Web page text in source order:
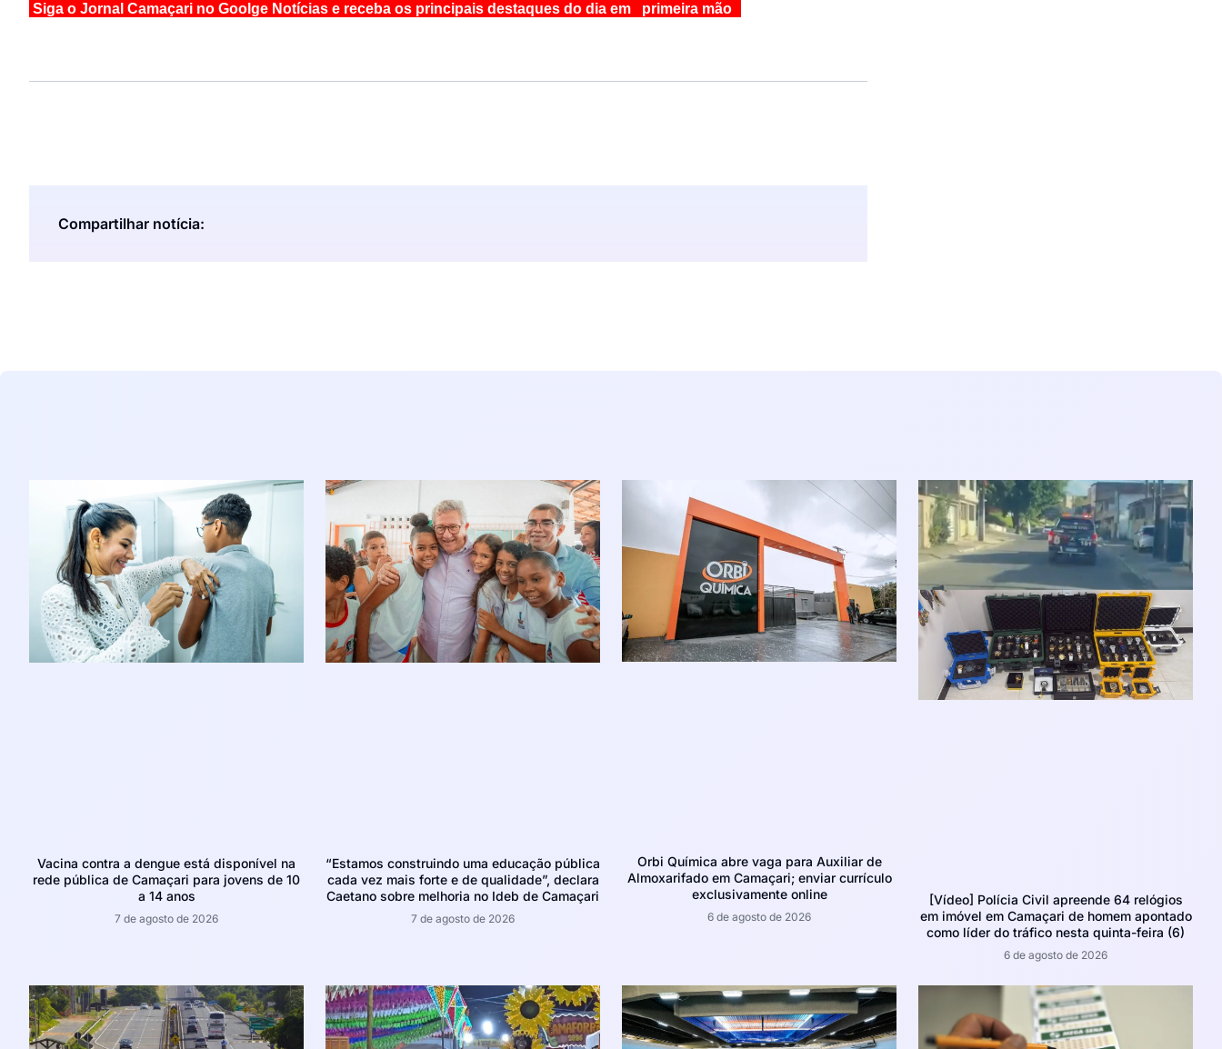
Siga o Jornal Camaçari no Goolge Notícias e receba os principais destaques do dia em primeira mão
Compartilhar notícia:
Vacina contra a dengue está disponível na
rede pública de Camaçari para jovens de 10
a 14 anos
7 de agosto de 2026
“Estamos construindo uma educação pública
cada vez mais forte e de qualidade”, declara
Caetano sobre melhoria no Ideb de Camaçari
7 de agosto de 2026
Orbi Química abre vaga para Auxiliar de
Almoxarifado em Camaçari; enviar currículo
exclusivamente online
6 de agosto de 2026
[Vídeo] Polícia Civil apreende 64 relógios
em imóvel em Camaçari de homem apontado
como líder do tráfico nesta quinta-feira (6)
6 de agosto de 2026